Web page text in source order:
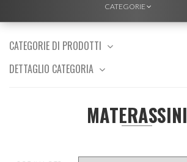
TOGGLE
CATEGORIE
CATEGORIE DI PRODOTTI
DETTAGLIO CATEGORIA
MATERASSINI